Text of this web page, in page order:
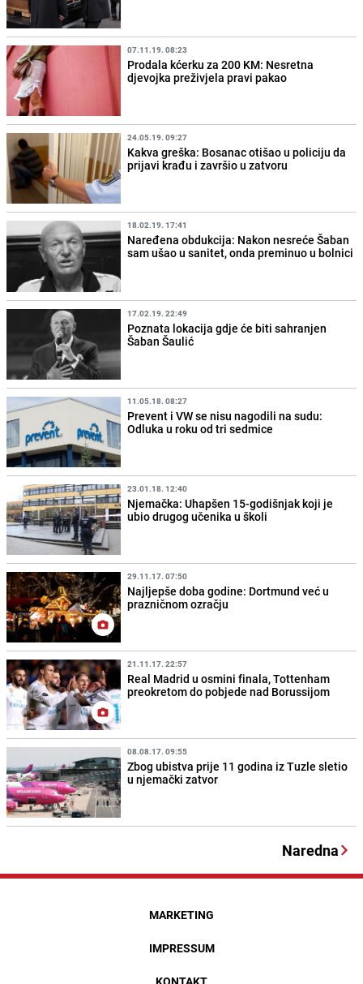
07.11.19. 08:23
Prodala kćerku za 200 KM: Nesretna
djevojka preživjela pravi pakao
24.05.19. 09:27
Kakva greška: Bosanac otišao u policiju da
prijavi krađu i završio u zatvoru
18.02.19. 17:41
Naređena obdukcija: Nakon nesreće Šaban
sam ušao u sanitet, onda preminuo u bolnici
17.02.19. 22:49
Poznata lokacija gdje će biti sahranjen
Šaban Šaulić
11.05.18. 08:27
Prevent i VW se nisu nagodili na sudu:
Odluka u roku od tri sedmice
23.01.18. 12:40
Njemačka: Uhapšen 15-godišnjak koji je
ubio drugog učenika u školi
29.11.17. 07:50
Najljepše doba godine: Dortmund već u
prazničnom ozračju
21.11.17. 22:57
Real Madrid u osmini finala, Tottenham
preokretom do pobjede nad Borussijom
08.08.17. 09:55
Zbog ubistva prije 11 godina iz Tuzle sletio
u njemački zatvor
Naredna
MARKETING
IMPRESSUM